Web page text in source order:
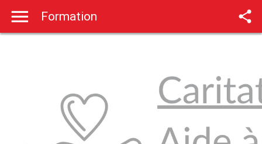
Formation 